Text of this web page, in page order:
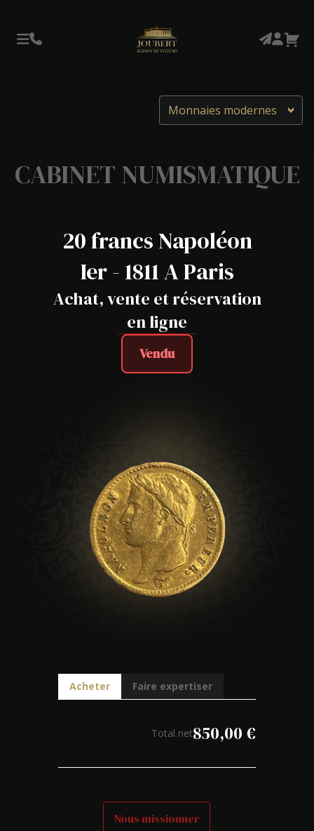
CABINET NUMISMATIQUE
Monnaies modernes
20 francs Napoléon
Ier - 1811 A Paris
Achat, vente et réservation
en ligne
Vendu
Acheter Faire expertiser
Total net850,00€
Nous missionner